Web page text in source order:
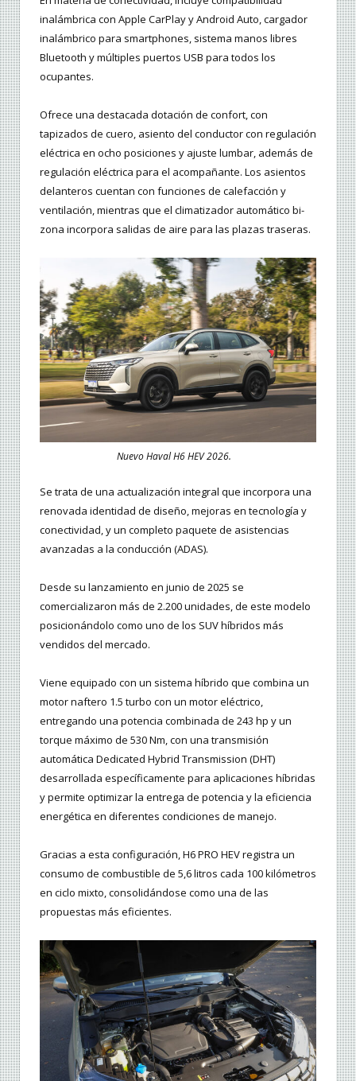
inalámbrica con Apple CarPlay y Android Auto, cargador
inalámbrico para smartphones, sistema manos libres
Bluetooth y múltiples puertos USB para todos los
ocupantes.
Ofrece una destacada dotación de confort, con
tapizados de cuero, asiento del conductor con regulación
eléctrica en ocho posiciones y ajuste lumbar, además de
regulación eléctrica para el acompañante. Los asientos
delanteros cuentan con funciones de calefacción y
ventilación, mientras que el climatizador automático bi-
zona incorpora salidas de aire para las plazas traseras.
Nuevo Haval H6 HEV 2026.
Se trata de una actualización integral que incorpora una
renovada identidad de diseño, mejoras en tecnología y
conectividad, y un completo paquete de asistencias
avanzadas a la conducción (ADAS).
Desde su lanzamiento en junio de 2025 se
comercializaron más de 2.200 unidades, de este modelo
posicionándolo como uno de los SUV híbridos más
vendidos del mercado.
Viene equipado con un sistema híbrido que combina un
motor naftero 1.5 turbo con un motor eléctrico,
entregando una potencia combinada de 243 hp y un
torque máximo de 530 Nm, con una transmisión
automática Dedicated Hybrid Transmission (DHT)
desarrollada específicamente para aplicaciones híbridas
y permite optimizar la entrega de potencia y la eficiencia
energética en diferentes condiciones de manejo.
Gracias a esta configuración, H6 PRO HEV registra un
consumo de combustible de 5,6 litros cada 100 kilómetros
en ciclo mixto, consolidándose como una de las
propuestas más eficientes.